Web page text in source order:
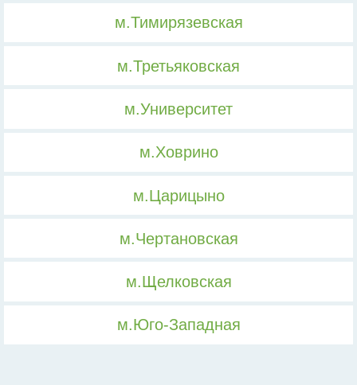
м.Тимирязевская
м.Третьяковская
м.Университет
м.Ховрино
м.Царицыно
м.Чертановская
м.Щелковская
м.Юго-Западная